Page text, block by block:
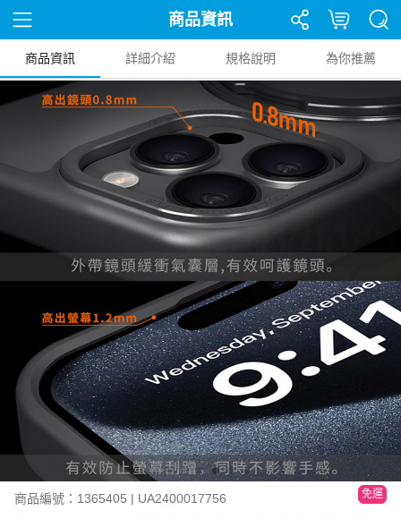
商品資訊
商品資訊 詳細介紹 規格說明 為你推薦
商品編號：1365405 | UA2400017756 免運